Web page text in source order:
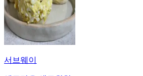
서브웨이